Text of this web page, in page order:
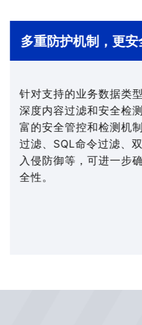
多重防护机制，更
针对支持的业务数据类
深度内容过滤和安全检
富的安全管控和检测机
过滤、SQL命令过滤、
入侵防御等，可进一步
全性。